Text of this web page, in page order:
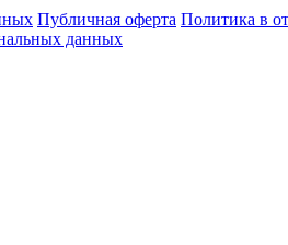
Публичная оферта Политика в
данных